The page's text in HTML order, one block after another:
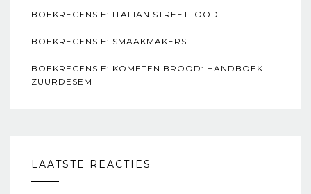
BOEKRECENSIE: ITALIAN STREETFOOD
BOEKRECENSIE: SMAAKMAKERS
BOEKRECENSIE: KOMETEN BROOD: HANDBOEK
ZUURDESEM
LAATSTE REACTIES